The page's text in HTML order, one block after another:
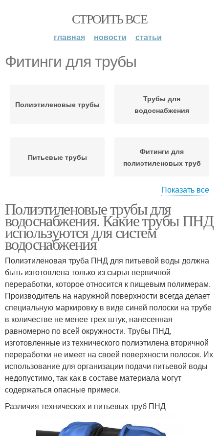
СТРОИТЬ ВСЕ
главная новости статьи
Фитинги для трубы
Полиэтиленовые трубы
Трубы для
водоснабжения
Питьевые трубы
Фитинги для
полиэтиленовых труб
водопровода
Водоснабжения из
полиэтиленовых труб
Пластиковые трубы
Фитинги для
водоснабжения
Показать все
Полиэтиленовые трубы для
водоснабжения. Какие трубы ПНД
используются для систем
водоснабжения
Полиэтиленовая труба ПНД для питьевой воды должна
быть изготовлена только из сырья первичной
переработки, которое относится к пищевым полимерам.
Производитель на наружной поверхности всегда делает
специальную маркировку в виде синей полоски на трубе
в количестве не менее трех штук, нанесенная
равномерно по всей окружности. Трубы ПНД,
изготовленные из технического полиэтилена вторичной
переработки не имеет на своей поверхности полосок. Их
использование для организации подачи питьевой воды
недопустимо, так как в составе материала могут
содержаться опасные примеси.
Различия технических и питьевых труб ПНД